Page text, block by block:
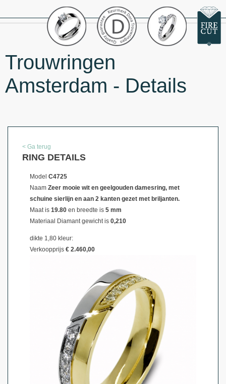
Trouwringen
Amsterdam - Details
< Ga terug
RING DETAILS
Model C4725
Naam Zeer mooie wit en geelgouden damesring, met
schuine sierlijn en aan 2 kanten gezet met briljanten.
Maat is 19.80 en breedte is 5 mm
Materiaal Diamant gewicht is 0,210
dikte 1,80 kleur:
Verkoopprijs € 2.460,00